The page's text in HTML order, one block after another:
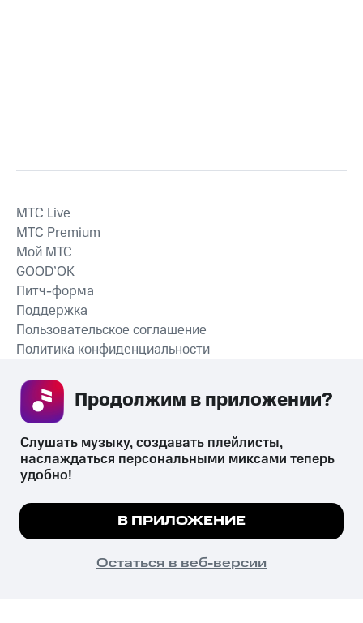
СКАЧАТЬ ПРИЛОЖЕНИЕ
MTС Live
MTС Premium
Мой МТС
GOOD’OK
Питч-форма
Поддержка
Пользовательское соглашение
Политика конфиденциальности
психотропных веществ, их аналогов причиняет вред здоровью,
их незаконный оборот запрещён и влечёт установленную
законодательством ответственность.
© 2026 ООО «КИОН».
Все права защищены
Мы используем куки, чтобы на сайте все
Подробнее
ПОНЯТНО
Слушать музыку, создавать плейлисты,
наслаждаться персональными миксами теперь
удобно!
В ПРИЛОЖЕНИЕ
Остаться в веб-версии